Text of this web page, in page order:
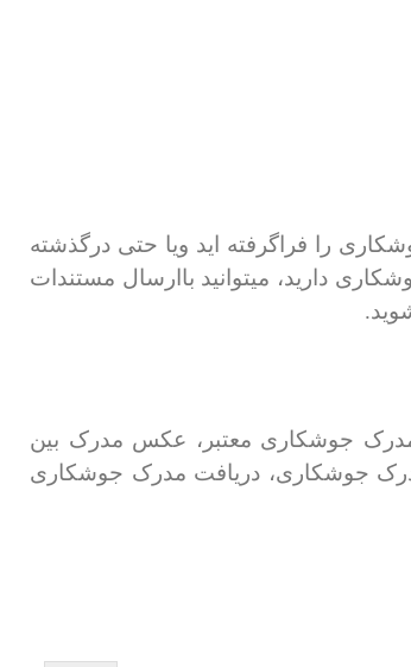
را فراگرفته اید ویا حتی درگذشته
دارید، میتوانید باارسال مستندات
مدرک جوشکاری معتبر، عکس مدرک بین
جوشکاری، دریافت مدرک جوشکاری